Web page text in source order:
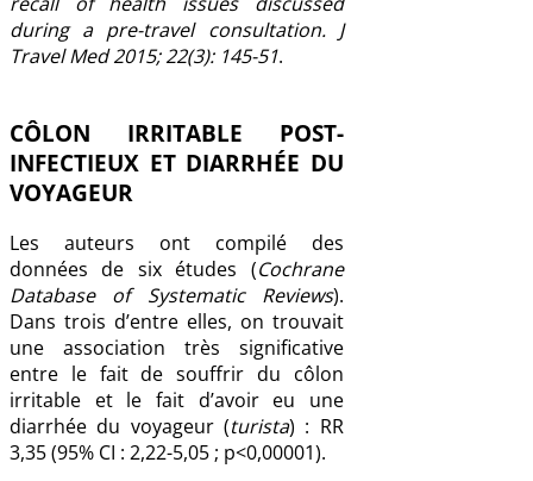
during a pre-travel consultation. J
Travel Med 2015; 22(3): 145-51.
CÔLON IRRITABLE POST-
INFECTIEUX ET DIARRHÉE DU
VOYAGEUR
Les auteurs ont compilé des
données de six études (Cochrane
Database of Systematic Reviews).
Dans trois d’entre elles, on trouvait
une association très significative
entre le fait de souffrir du côlon
irritable et le fait d’avoir eu une
diarrhée du voyageur (turista) : RR
3,35 (95% CI : 2,22-5,05 ; p<0,00001).